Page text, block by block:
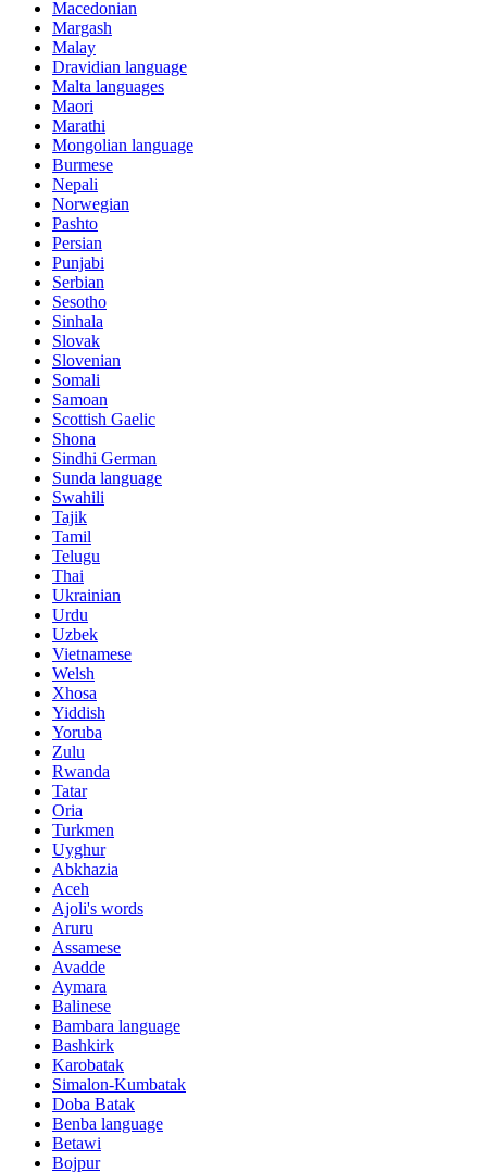
Macedonian
Margash
Malay
Dravidian language
Malta languages
Maori
Marathi
Mongolian language
Burmese
Nepali
Norwegian
Pashto
Persian
Punjabi
Serbian
Sesotho
Sinhala
Slovak
Slovenian
Somali
Samoan
Scottish Gaelic
Shona
Sindhi German
Sunda language
Swahili
Tajik
Tamil
Telugu
Thai
Ukrainian
Urdu
Uzbek
Vietnamese
Welsh
Xhosa
Yiddish
Yoruba
Zulu
Rwanda
Tatar
Oria
Turkmen
Uyghur
Abkhazia
Aceh
Ajoli's words
Aruru
Assamese
Avadde
Aymara
Balinese
Bambara language
Bashkirk
Karobatak
Simalon-Kumbatak
Doba Batak
Benba language
Betawi
Bojpur